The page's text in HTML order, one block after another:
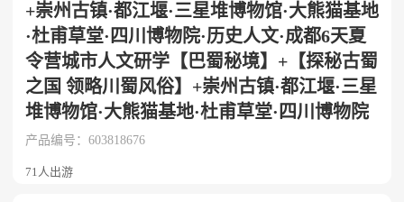
+崇州古镇·都江堰·三星堆博物馆·大熊猫基地
·杜甫草堂·四川博物院·历史人文·成都6天夏
令营城市人文研学【巴蜀秘境】+【探秘古蜀
之国 领略川蜀风俗】+崇州古镇·都江堰·三星
堆博物馆·大熊猫基地·杜甫草堂·四川博物院
产品编号：603818676
71人出游